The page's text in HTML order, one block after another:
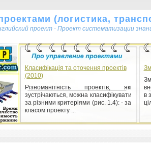
(логистика,
проект - Проект систематизации
Класифікація та оточення проектів
(2010)
Різноманітність проектів, які
зустрічаються, можна класифікувати
за різними критеріями (рис. 1.4): - за
класом проекту ...
в